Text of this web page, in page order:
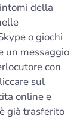
della
o giochi
un messaggio
con
sul
online e
già trasferito